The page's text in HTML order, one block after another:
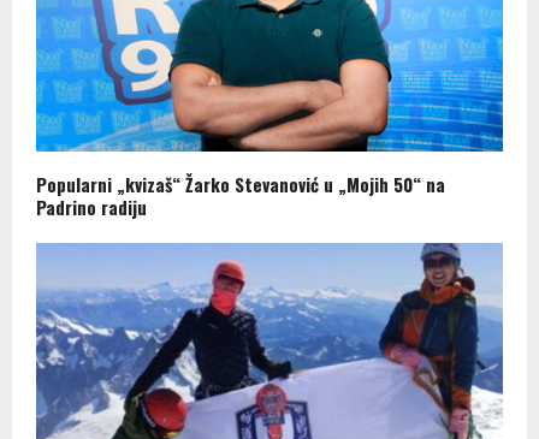
Popularni „kvizaš“ Žarko Stevanović u „Mojih 50“ na
Padrino radiju